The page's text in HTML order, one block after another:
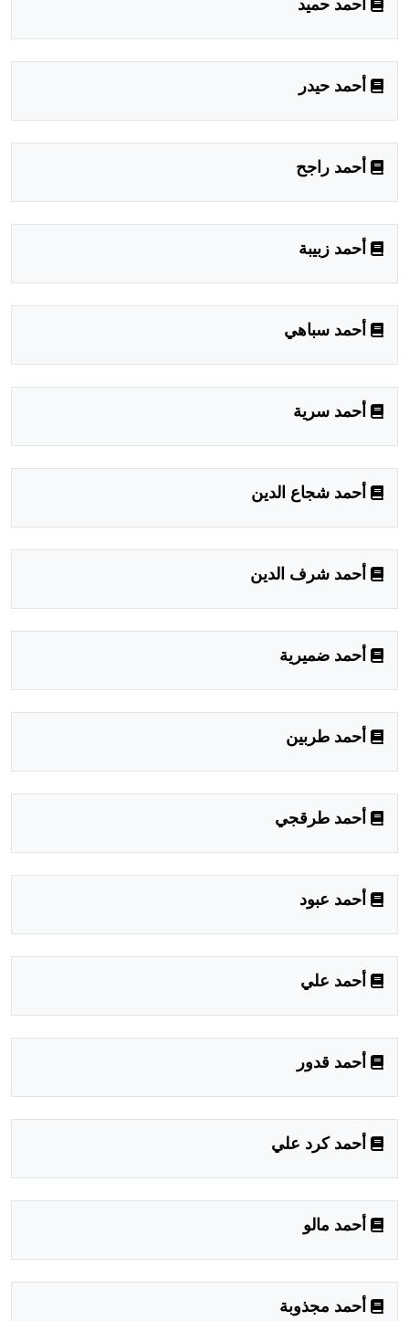
أحمد حميد
أحمد حيدر
أحمد راجح
أحمد زبيبة
أحمد سباهي
أحمد سرية
أحمد شجاع الدين
أحمد شرف الدين
أحمد ضميرية
أحمد طربين
أحمد طرقجي
أحمد عبود
أحمد علي
أحمد قدور
أحمد كرد علي
أحمد مالو
أحمد مجذوبة